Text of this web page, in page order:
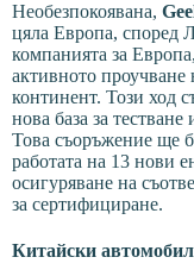
Необезпокоявана,
цяла Европа, според
компанията за
активното
континент. Този ход
нова база за
Това съоръжение ще
работата на 13 нови
осигуряване на
за сертифициране.
Китайски